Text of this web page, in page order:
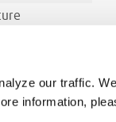
our traffic.
information,